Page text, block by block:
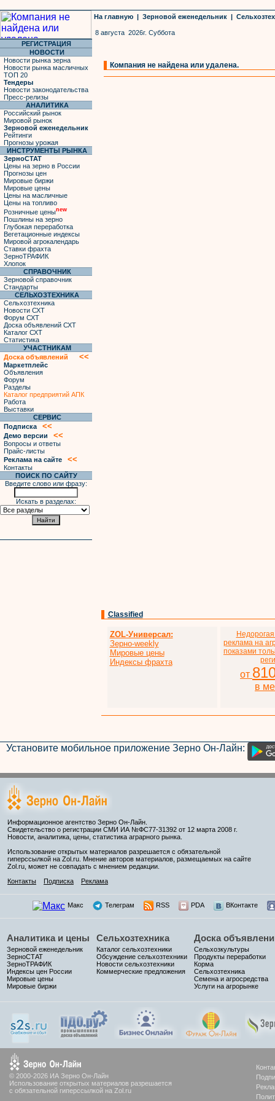
На главную | Зерновой еженедельник |
8 августа 2026г. Суббота
РЕГИСТРАЦИЯ
НОВОСТИ
Новости рынка зерна
Новости рынка масличных
ТОП 20
Тендеры
Новости законодательства
Пресс-релизы
АНАЛИТИКА
Российский рынок
Мировой рынок
Зерновой еженедельник
Рейтинги
Прогнозы урожая
ИНСТРУМЕНТЫ РЫНКА
ЗерноСТАТ
Цены на зерно в России
Прогнозы цен
Мировые биржи
Мировые цены
Цены на масличные
Цены на топливо
Розничные ценыnew
Пошлины на зерно
Глубокая переработка
Вегетационные индексы
Мировой агрокалендарь
Ставки фрахта
ЗерноТРАФИК
Хлопок
СПРАВОЧНИК
Зерновой справочник
Стандарты
СЕЛЬХОЗТЕХНИКА
Сельхозтехника
Новости СХТ
Форум СХТ
Доска объявлений СХТ
Каталог СХТ
Статистика
УЧАСТНИКАМ
Доска объявлений
<<
Маркетплейс
Объявления
Форум
Разделы
Каталог предприятий АПК
Работа
Выставки
СЕРВИС
Подписка
<<
Демо версии <<
Вопросы и ответы
Прайс-листы
Реклама на сайте
<<
Контакты
ПОИСК ПО САЙТУ
Введите слово или фразу:
Искать в разделах:
Компания не найдена или удалена.
Classified
ZOL-Универсал:
Зерно-weekly
Мировые цены
Индексы фрахта
реклама на
показами
от
в
Установите мобильное приложение Зерно Он-Лайн:
Информационное агентство Зерно Он-Лайн.
Свидетельство о регистрации СМИ ИА №ФС77-31392 от 12 марта 2008 г.
Новости, аналитика, цены, статистика аграрного рынка.
Использование открытых материалов разрешается с обязательной
гиперссылкой на Zol.ru. Мнение авторов материалов, размещаемых на сайте
Zol.ru, может не совпадать с мнением редакции.
Контакты
Подписка Реклама
Макс Телеграм RSS PDA ВКонтакте
Аналитика и цены
Зерновой еженедельник
ЗерноСТАТ
ЗерноТРАФИК
Индексы цен России
Мировые цены
Мировые биржи
Сельхозтехника
Каталог сельхозтехники
Обсуждение сельхозтехники
Новости сельхозтехники
Коммерческие предложения
Доска
Сельхозкультуры
Продукты переработки
Корма
Сельхозтехника
Семена и агросредства
Услуги на агрорынке
© 2000-2026 ИА Зерно Он-Лайн
Использование открытых материалов разрешается
с обязательной гиперссылкой на Zol.ru